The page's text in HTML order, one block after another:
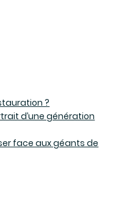
?
d’une génération
face aux géants de